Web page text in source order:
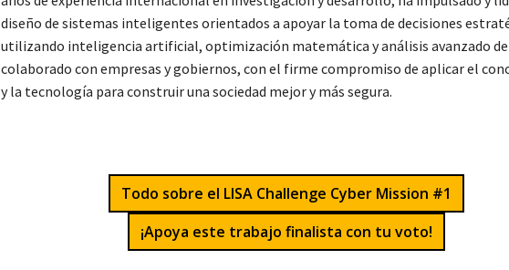
diseño de sistemas inteligentes orientados a apoyar la toma de decisiones
utilizando inteligencia artificial, optimización matemática y análisis avanzado de
colaborado con empresas y gobiernos, con el firme compromiso de aplicar el
y la tecnología para construir una sociedad mejor y más segura.
Todo sobre el LISA Challenge Cyber Mission #1
¡Apoya este trabajo finalista con tu voto!